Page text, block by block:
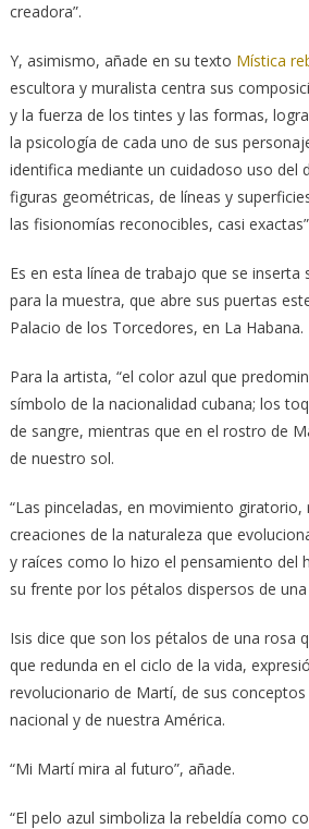
creadora”.
Y, asimismo, añade en su texto Mística
escultora y muralista centra sus
y la fuerza de los tintes y las formas,
la psicología de cada uno de sus
identifica mediante un cuidadoso uso del
figuras geométricas, de líneas y
las fisionomías reconocibles, casi
Es en esta línea de trabajo que se inserta
para la muestra, que abre sus puertas
Palacio de los Torcedores, en La Habana.
Para la artista, “el color azul que
símbolo de la nacionalidad cubana; los
de sangre, mientras que en el rostro de
de nuestro sol.
“Las pinceladas, en movimiento giratorio,
creaciones de la naturaleza que
y raíces como lo hizo el pensamiento del
su frente por los pétalos dispersos de una
Isis dice que son los pétalos de una rosa
que redunda en el ciclo de la vida,
revolucionario de Martí, de sus
nacional y de nuestra América.
“Mi Martí mira al futuro”, añade.
“El pelo azul simboliza la rebeldía como